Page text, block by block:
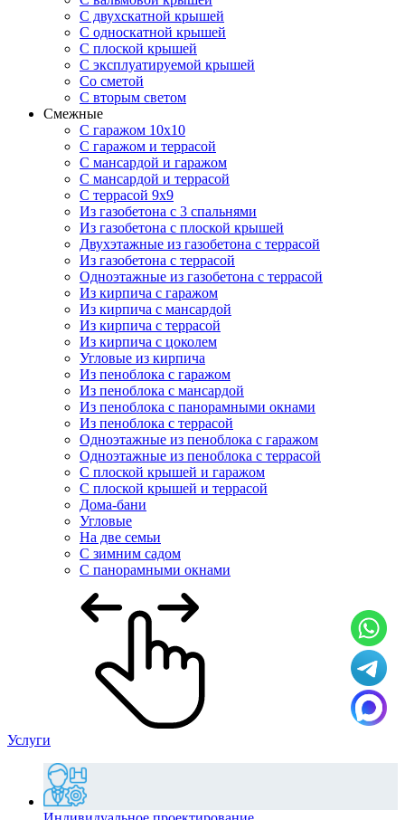
С двухскатной крышей
С односкатной крышей
С плоской крышей
С эксплуатируемой крышей
Со сметой
С вторым светом
Смежные
С гаражом 10х10
С гаражом и террасой
С мансардой и гаражом
С мансардой и террасой
С террасой 9х9
Из газобетона с 3 спальнями
Из газобетона с плоской крышей
Двухэтажные из газобетона с террасой
Из газобетона с террасой
Одноэтажные из газобетона с террасой
Из кирпича с гаражом
Из кирпича с мансардой
Из кирпича с террасой
Из кирпича с цоколем
Угловые из кирпича
Из пеноблока с гаражом
Из пеноблока с мансардой
Из пеноблока с панорамными окнами
Из пеноблока с террасой
Одноэтажные из пеноблока с гаражом
Одноэтажные из пеноблока с террасой
С плоской крышей и гаражом
С плоской крышей и террасой
Дома-бани
Угловые
На две семьи
С зимним садом
С панорамными окнами
Услуги